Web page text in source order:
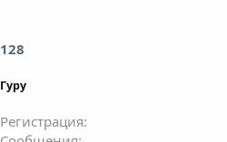
128
Гуру
Регистрация